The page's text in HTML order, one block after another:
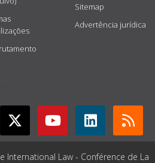
Sitemap
Advertência jurídica
International Law - Conférence de La